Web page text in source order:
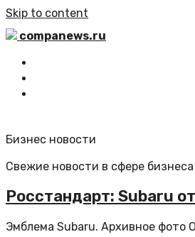
Skip to content
companews.ru
Бизнес новости
Свежие новости в сфере
Росстандарт: Subaru
Эмблема Subaru. Архивное фото